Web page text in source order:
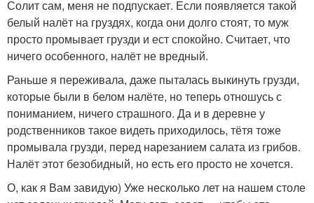
Солит сам, меня не подпускает. Если появляется такой
белый налёт на груздях, когда они долго стоят, то муж
просто промывает грузди и ест спокойно. Считает, что
ничего особенного, налёт не вредный.
Раньше я переживала, даже пыталась выкинуть грузди,
которые были в белом налёте, но теперь отношусь с
пониманием, ничего страшного. Да и в деревне у
родственников такое видеть приходилось, тётя тоже
промывала грузди, перед нарезанием салата из грибов.
Налёт этот безобидный, но есть его просто не хочется.
О, как я Вам завидую) Уже несколько лет на нашем столе